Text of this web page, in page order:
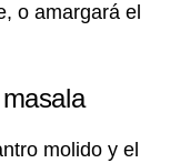
o amargará el
molido y el